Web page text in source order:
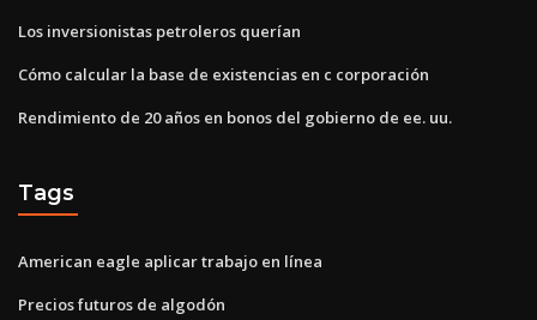
Los inversionistas petroleros querían
Cómo calcular la base de existencias en c corporación
Rendimiento de 20 años en bonos del gobierno de ee. uu.
Tags
American eagle aplicar trabajo en línea
Precios futuros de algodón